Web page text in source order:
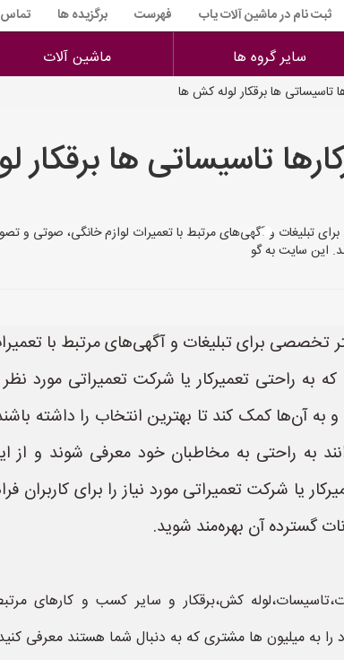
ثبت نام در ماشین آلات یاب فهرست برگزیده ها تماس
سایر گروه ها ماشین آلات
تاسیساتی ها برقکار لوله کش ها
تاسیساتی ها
تبلیغات و آگهی‌های مرتبط با تعمیرات لوازم خانگی، صوتی و
این سایت به گو
تخصصی برای تبلیغات و آگهی‌های مرتبط با
که به راحتی تعمیرکار یا شرکت تعمیراتی مورد
به آن‌ها کمک کند تا بهترین انتخاب را داشته
به راحتی به مخاطبان خود معرفی شوند و از
یا شرکت تعمیراتی مورد نیاز را برای کاربران
گسترده آن بهره‌مند شوید.
کش،برقکار و سایر کسب و کارهای
به میلیون ها مشتری که به دنبال شما هستند معرفی